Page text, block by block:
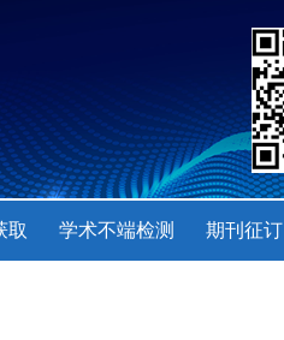
取 学术不端检测 期刊征订